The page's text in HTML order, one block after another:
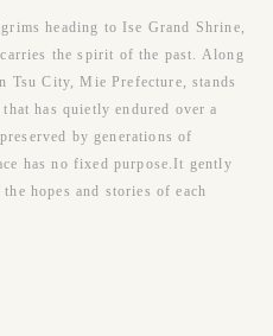
00
貸切
heading to Ise Grand Shrine,
the spirit of the past. Along
Tsu City, Mie Prefecture, stands
has quietly endured over a
by generations of
has no fixed purpose.It gently
hopes and stories of each